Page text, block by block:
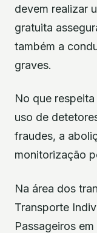
devem realizar
gratuita
também a
graves.
No que
uso de
fraudes, a
monitorização
Na área dos
Transporte
Passageiros